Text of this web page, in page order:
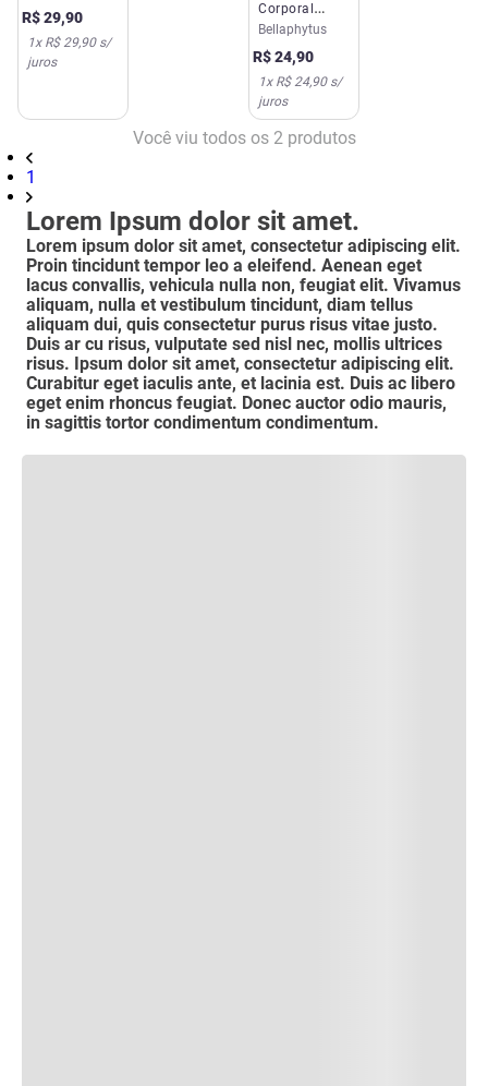
30g
R$29,90
1x R$ 29,90s/
juros
Corporal
Oleosa
Girassol
200ml
Bellaphytus
R$24,90
1x R$ 24,90s/
juros
Você viu todos os 2 produtos
1
Lorem Ipsum dolor sit amet.
Lorem ipsum dolor sit amet, consectetur adipiscing elit.
Proin tincidunt tempor leo a eleifend. Aenean eget
lacus convallis, vehicula nulla non, feugiat elit. Vivamus
aliquam, nulla et vestibulum tincidunt, diam tellus
aliquam dui, quis consectetur purus risus vitae justo.
Duis ar cu risus, vulputate sed nisl nec, mollis ultrices
risus. Ipsum dolor sit amet, consectetur adipiscing elit.
Curabitur eget iaculis ante, et lacinia est. Duis ac libero
eget enim rhoncus feugiat. Donec auctor odio mauris,
in sagittis tortor condimentum condimentum.